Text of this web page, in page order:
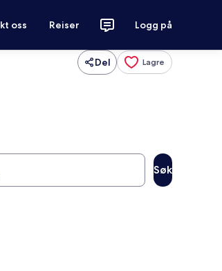
oss Reiser Logg på
Del Lagre
Søk